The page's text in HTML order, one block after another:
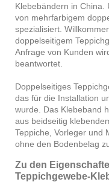
Klebebändern in China.
von mehrfarbigem
spezialisiert.
doppelseitigem
Anfrage von Kunden
beantwortet.
Doppelseitiges
das für die Installation
wurde. Das Klebeband
aus beidseitig
Teppiche, Vorleger und
ohne den Bodenbelag
Zu den
Teppichgewebe-